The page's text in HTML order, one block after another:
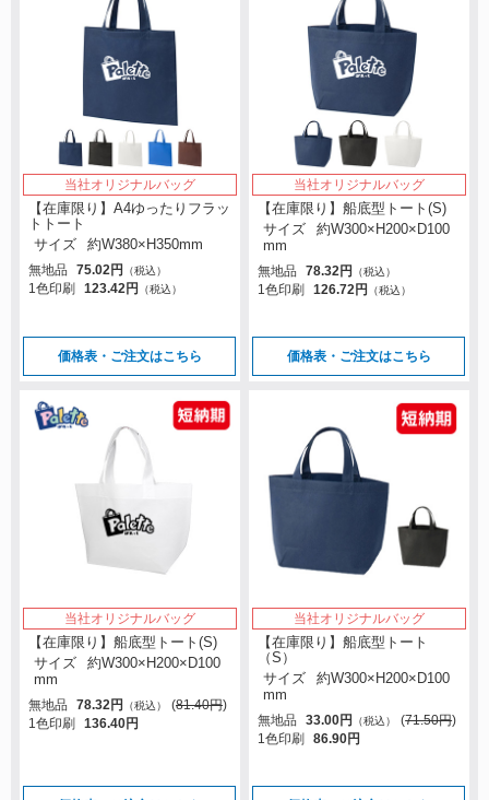
当社オリジナルバッグ
【在庫限り】A4ゆったりフラッ
トトート
サイズ
約W380×H350mm
無地品
75.02円 （税込）
1色印刷 123.42円 （税込）
価格表・ご注文はこちら
当社オリジナルバッグ
【在庫限り】船底型トート(S)
サイズ
約W300×H200×D100
mm
無地品
78.32円 （税込）
1色印刷 126.72円 （税込）
価格表・ご注文はこちら
当社オリジナルバッグ
【在庫限り】船底型トート(S)
サイズ
約W300×H200×D100
mm
無地品
78.32円 （税込） (81.40円)
1色印刷
136.40円
当社オリジナルバッグ
【在庫限り】船底型トート
（S）
サイズ
約W300×H200×D100
mm
無地品
33.00円 （税込） (71.50円)
1色印刷
86.90円